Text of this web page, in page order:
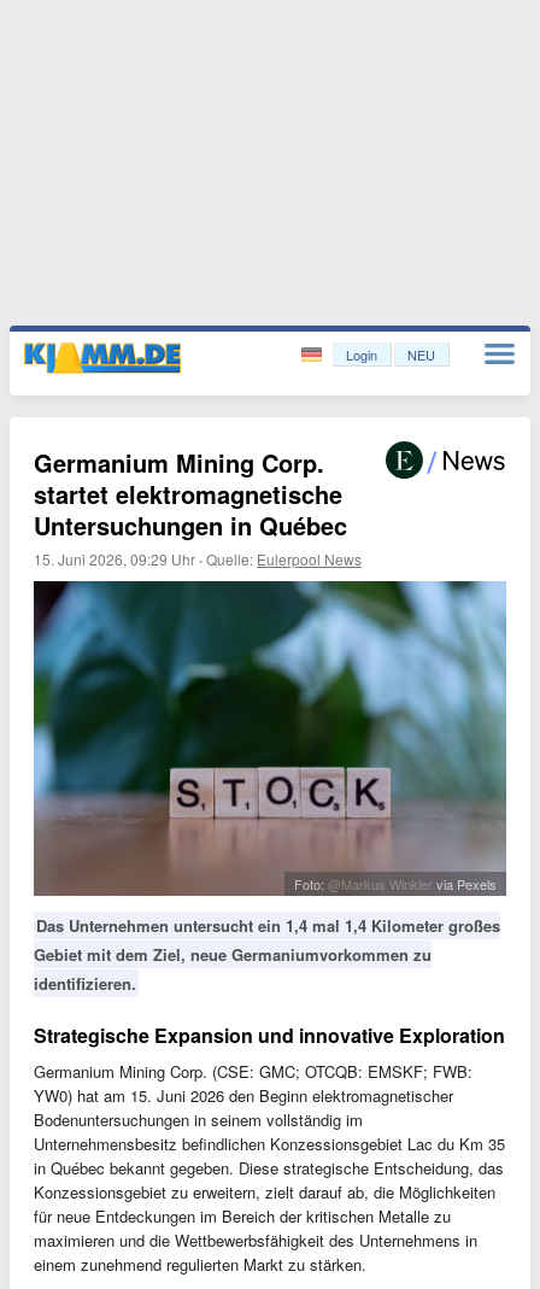
Login NEU
Germanium Mining Corp.
startet elektromagnetische
Untersuchungen in Québec
15. Juni 2026, 09:29 Uhr ·Quelle: Eulerpool News
Foto: @Markus Winklervia Pexels
Das Unternehmen untersucht ein 1,4 mal 1,4 Kilometer großes
Gebiet mit dem Ziel, neue Germaniumvorkommen zu
identifizieren.
Strategische Expansion und innovative Exploration
Germanium Mining Corp. (CSE: GMC; OTCQB: EMSKF; FWB:
YW0) hat am 15. Juni 2026 den Beginn elektromagnetischer
Bodenuntersuchungen in seinem vollständig im
Unternehmensbesitz befindlichen Konzessionsgebiet Lac du Km 35
in Québec bekannt gegeben. Diese strategische Entscheidung, das
Konzessionsgebiet zu erweitern, zielt darauf ab, die Möglichkeiten
für neue Entdeckungen im Bereich der kritischen Metalle zu
maximieren und die Wettbewerbsfähigkeit des Unternehmens in
einem zunehmend regulierten Markt zu stärken.